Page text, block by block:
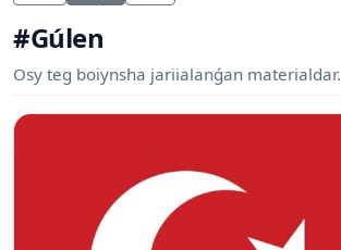
#Gúlen
Osy teg boiynsha jariialanǵan materialdar.